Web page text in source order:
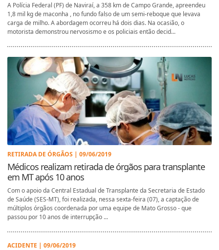
A Polícia Federal (PF) de Naviraí, a 358 km de Campo Grande, apreendeu
1,8 mil kg de maconha , no fundo falso de um semi-reboque que levava
carga de milho. A abordagem ocorreu há dois dias. Na ocasião, o
motorista demonstrou nervosismo e os policiais então decid...
RETIRADA DE ÓRGÃOS | 09/06/2019
Médicos realizam retirada de órgãos para transplante
em MT após 10 anos
Com o apoio da Central Estadual de Transplante da Secretaria de Estado
de Saúde (SES-MT), foi realizada, nessa sexta-feira (07), a captação de
múltiplos órgãos coordenada por uma equipe de Mato Grosso - que
passou por 10 anos de interrupção ...
ACIDENTE | 09/06/2019